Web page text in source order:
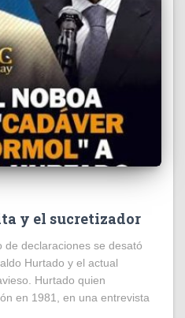
y el sucretizador
de declaraciones se desató
Hurtado y el actual
Hurtado quien
en 1981, en una entrevista